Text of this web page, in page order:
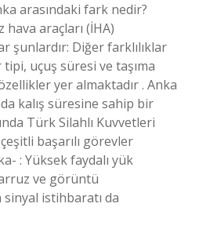
arasındaki fark nedir?
hava araçları (İHA)
şunlardır: Diğer farklılıklar
uçuş süresi ve taşıma
yer almaktadır . Anka
kalış süresine sahip bir
Türk Silahlı Kuvvetleri
başarılı görevler
: Yüksek faydalı yük
ve görüntü
sinyal istihbaratı da